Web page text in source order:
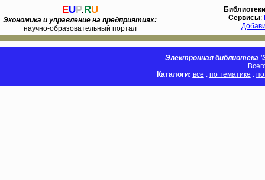
EUP.RU
Экономика и управление на предприятиях:
научно-образовательный портал
Библиотеки
Сервисы:
Электронная библиотека
Каталоги: все : по тематике :